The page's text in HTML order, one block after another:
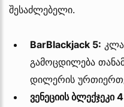
შესაძლებელი.
BarBlackjack 5:
გამოცდილება
დილერის
ვენეციის ბლექჯეკი